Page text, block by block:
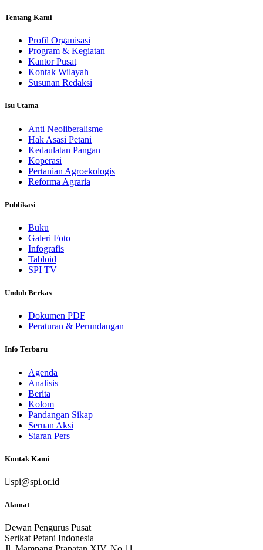
Tentang Kami
Profil Organisasi
Program & Kegiatan
Kantor Pusat
Kontak Wilayah
Susunan Redaksi
Isu Utama
Anti Neoliberalisme
Hak Asasi Petani
Kedaulatan Pangan
Koperasi
Pertanian Agroekologis
Reforma Agraria
Publikasi
Buku
Galeri Foto
Infografis
Tabloid
SPI TV
Unduh Berkas
Dokumen PDF
Peraturan & Perundangan
Info Terbaru
Agenda
Analisis
Berita
Kolom
Pandangan Sikap
Seruan Aksi
Siaran Pers
Kontak Kami
spi@spi.or.id
Alamat
Dewan Pengurus Pusat
Serikat Petani Indonesia